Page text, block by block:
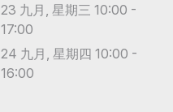
23 九月, 星期三 10:00 -
17:00
24 九月, 星期四 10:00 -
16:00